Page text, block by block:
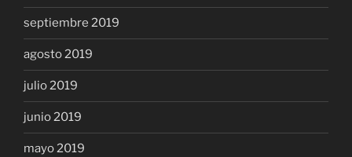
septiembre 2019
agosto 2019
julio 2019
junio 2019
mayo 2019